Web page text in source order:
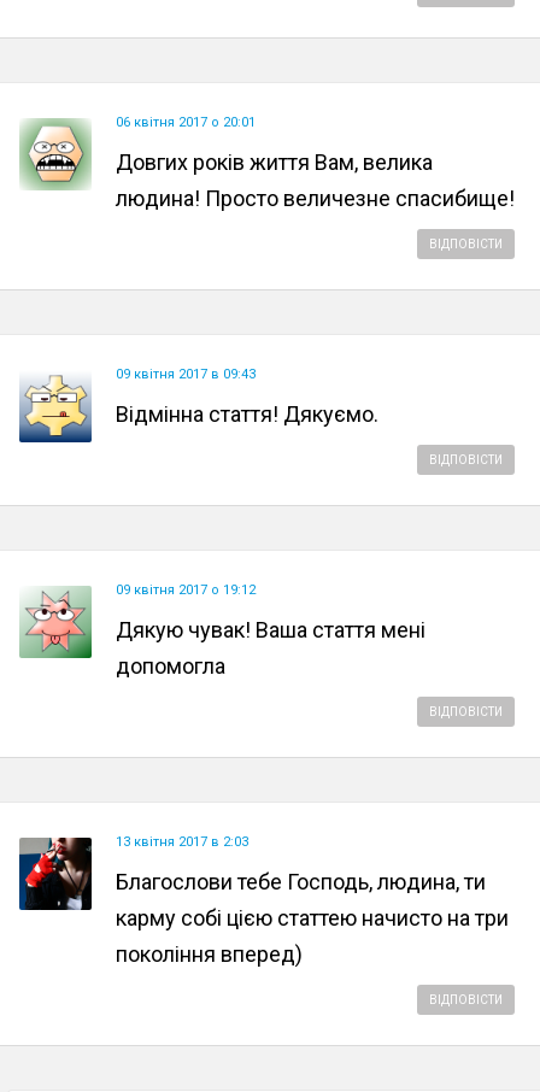
06 квітня 2017 о 20:01
Довгих років життя Вам, велика
людина! Просто величезне спасибище!
ВІДПОВІСТИ
09 квітня 2017 в 09:43
Відмінна стаття! Дякуємо.
ВІДПОВІСТИ
09 квітня 2017 о 19:12
Дякую чувак! Ваша стаття мені
допомогла
ВІДПОВІСТИ
13 квітня 2017 в 2:03
Благослови тебе Господь, людина, ти
карму собі цією статтею начисто на три
покоління вперед)
ВІДПОВІСТИ